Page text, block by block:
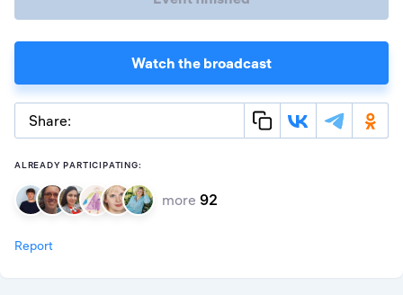
Watch the broadcast
Share:
ALREADY PARTICIPATING:
more 92
Report